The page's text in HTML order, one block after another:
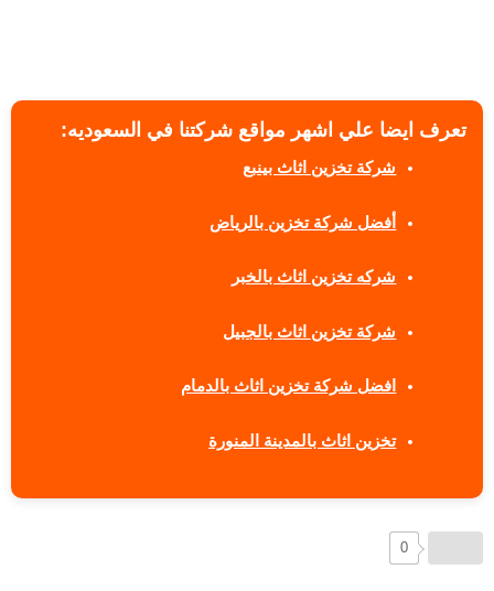
تعرف ايضا علي اشهر مواقع شركتنا في السعوديه:
شركة تخزين اثاث بينبع
أفضل شركة تخزين بالرياض
شركه تخزين اثاث بالخبر
شركة تخزين اثاث بالجبيل
افضل شركة تخزين اثاث بالدمام
تخزين اثاث بالمدينة المنورة
0